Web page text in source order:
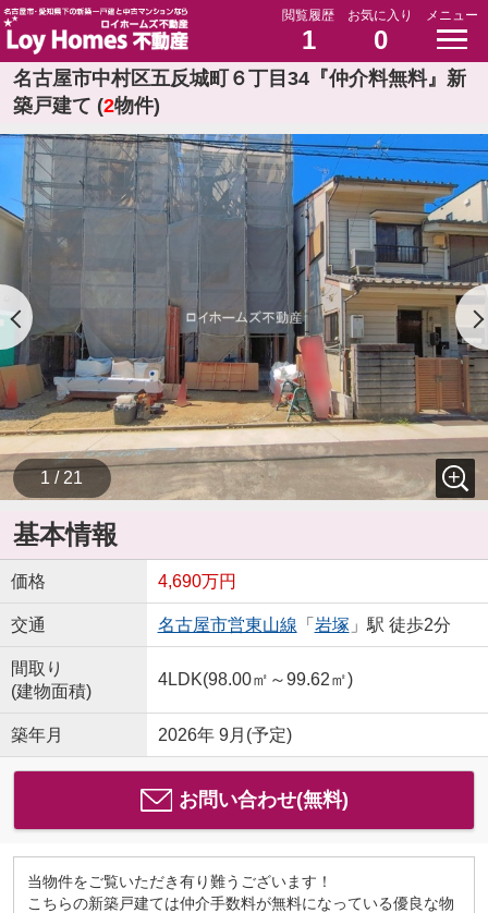
閲覧履歴
1
お気に入り
0
メニュー
名古屋市中村区五反城町６丁目34『仲介料無料』新
築戸建て (2物件)
1 / 21
基本情報
価格 4,690万円
交通 名古屋市営東山線 「 岩塚 」駅 徒歩2分
間取り
(建物面積)
4LDK(98.00㎡～99.62㎡)
築年月 2026年 9月(予定)
お問い合わせ(無料)
当物件をご覧いただき有り難うございます！
こちらの新築戸建ては仲介手数料が無料になっている優良な物